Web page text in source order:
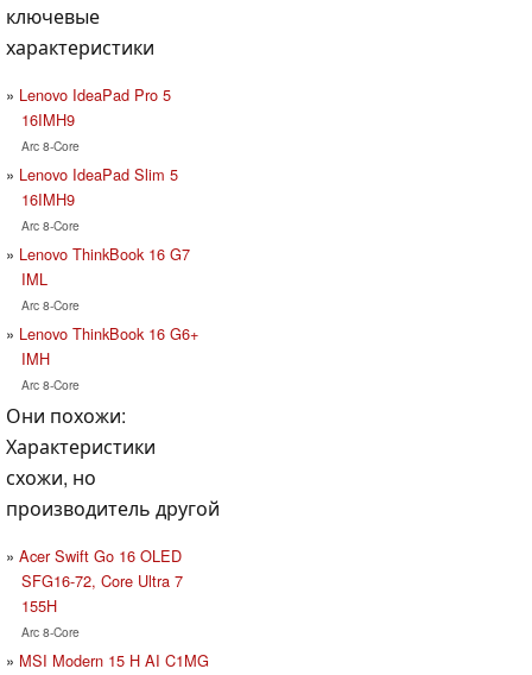
ключевые
характеристики
Lenovo IdeaPad Pro 5
16IMH9
Arc 8-Core
Lenovo IdeaPad Slim 5
16IMH9
Arc 8-Core
Lenovo ThinkBook 16 G7
IML
Arc 8-Core
Lenovo ThinkBook 16 G6+
IMH
Arc 8-Core
Они похожи:
Характеристики
схожи, но
производитель другой
Acer Swift Go 16 OLED
SFG16-72, Core Ultra 7
155H
Arc 8-Core
MSI Modern 15 H AI C1MG